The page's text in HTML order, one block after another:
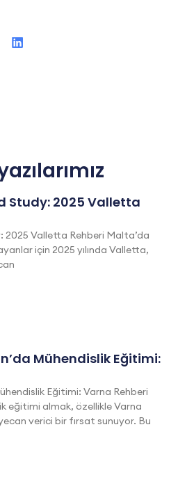
Study: 2025 Valletta
2025 Valletta Rehberi Malta’da
için 2025 yılında Valletta,
Mühendislik Eğitimi:
Eğitimi: Varna Rehberi
eğitimi almak, özellikle Varna
verici bir fırsat sunuyor. Bu